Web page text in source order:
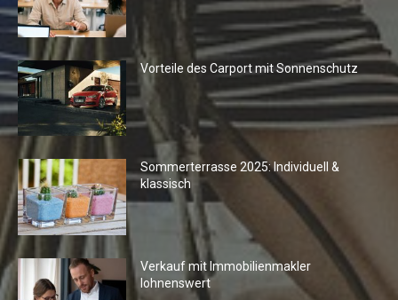
Vorteile des Carport mit Sonnenschutz
Sommerterrasse 2025: Individuell &
klassisch
Verkauf mit Immobilienmakler
lohnenswert